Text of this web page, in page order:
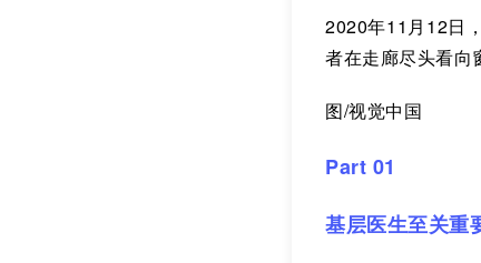
2020年11月12日
者在走廊尽头看向
图/视觉中国
Part 01
基层医生至关重